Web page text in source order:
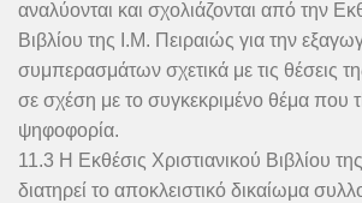
αναλύονται και σχολιάζονται από την
Βιβλίου της Ι.Μ. Πειραιώς για την
συμπερασμάτων σχετικά με τις θέσεις
σε σχέση με το συγκεκριμένο θέμα που
ψηφοφορία.
11.3 Η Εκθέσις Χριστιανικού Βιβλίου
διατηρεί το αποκλειστικό δικαίωμα